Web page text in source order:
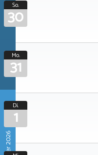
So.
30
Mo.
31
Di.
1